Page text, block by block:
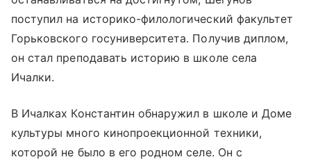
поступил на историко-филологический факультет
Горьковского госуниверситета. Получив диплом,
он стал преподавать историю в школе села
Ичалки.
В Ичалках Константин обнаружил в школе и Доме
культуры много кинопроекционной техники,
которой не было в его родном селе. Он с